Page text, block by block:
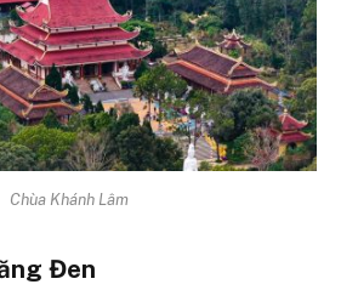
Chùa Khánh Lâm
Đen